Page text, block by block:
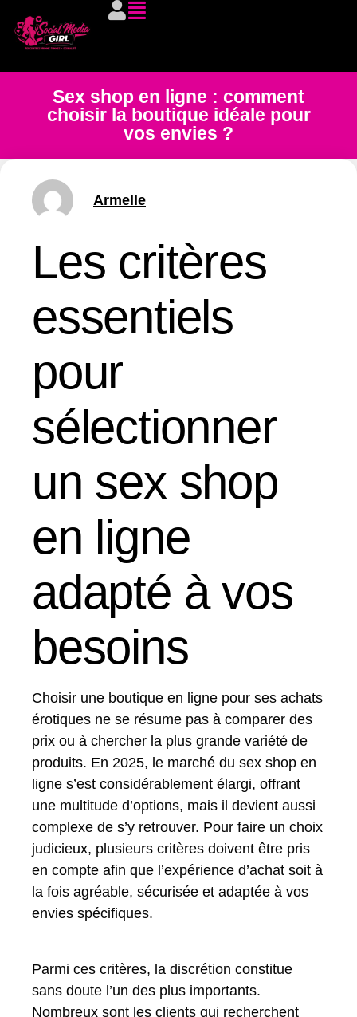
Sex shop en ligne : comment
choisir la boutique idéale pour
vos envies ?
Armelle
Les critères
essentiels
pour
sélectionner
un sex shop
en ligne
adapté à vos
besoins
Choisir une boutique en ligne pour ses achats
érotiques ne se résume pas à comparer des
prix ou à chercher la plus grande variété de
produits. En 2025, le marché du sex shop en
ligne s’est considérablement élargi, offrant
une multitude d’options, mais il devient aussi
complexe de s’y retrouver. Pour faire un choix
judicieux, plusieurs critères doivent être pris
en compte afin que l’expérience d’achat soit à
la fois agréable, sécurisée et adaptée à vos
envies spécifiques.
Parmi ces critères, la discrétion constitue
sans doute l’un des plus importants.
Nombreux sont les clients qui recherchent